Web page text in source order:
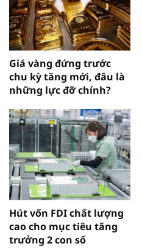
Giá vàng đứng trước
chu kỳ tăng mới, đâu là
những lực đỡ chính?
Hút vốn FDI chất lượng
cao cho mục tiêu tăng
trưởng 2 con số